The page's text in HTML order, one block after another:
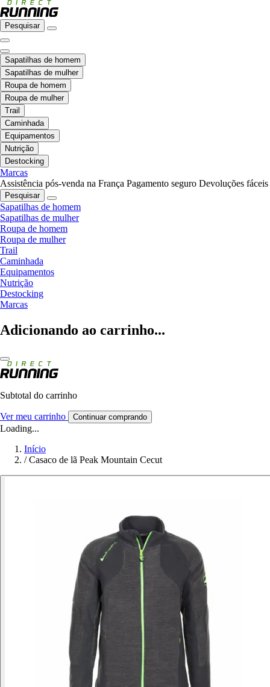
Pesquisar
Sapatilhas de homem
Sapatilhas de mulher
Roupa de homem
Roupa de mulher
Trail
Caminhada
Equipamentos
Nutrição
Destocking
Marcas
Assistência pós-venda na França Pagamento seguro Devoluções fáceis
Pesquisar
Sapatilhas de homem
Sapatilhas de mulher
Roupa de homem
Roupa de mulher
Trail
Caminhada
Equipamentos
Nutrição
Destocking
Marcas
Adicionando ao carrinho...
Subtotal do carrinho
Ver meu carrinho Continuar comprando
Loading...
Início
/ Casaco de lã Peak Mountain Cecut